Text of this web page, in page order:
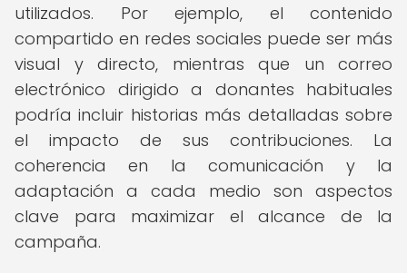
utilizados. Por ejemplo, el contenido
compartido en redes sociales puede ser más
visual y directo, mientras que un correo
electrónico dirigido a donantes habituales
podría incluir historias más detalladas sobre
el impacto de sus contribuciones. La
coherencia en la comunicación y la
adaptación a cada medio son aspectos
clave para maximizar el alcance de la
campaña.